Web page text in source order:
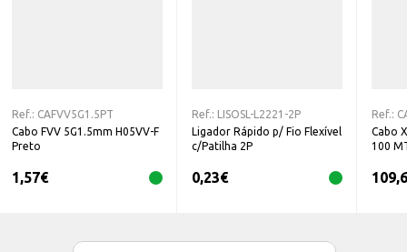
Ref.: CAFVV5G1.5PT
Cabo FVV 5G1.5mm H05VV-F
Preto
1,57€
Ref.:
LISOSL-L2221-2P
Ligador Rápido p/ Fio Flexível
c/Patilha 2P
0,23€
Ref.:
Cabo
100